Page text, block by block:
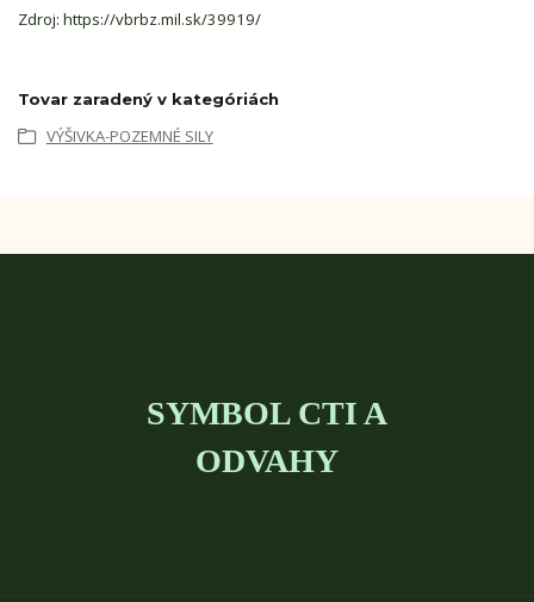
Zdroj: https://vbrbz.mil.sk/39919/
Tovar zaradený v kategóriách
VÝŠIVKA-POZEMNÉ SILY
SYMBOL CTI A
ODVAHY